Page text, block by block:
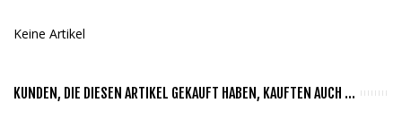
Keine Artikel
KUNDEN, DIE DIESEN ARTIKEL GEKAUFT HABEN, KAUFTEN AUCH ...